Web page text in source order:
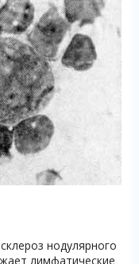
нодулярного
лимфатические